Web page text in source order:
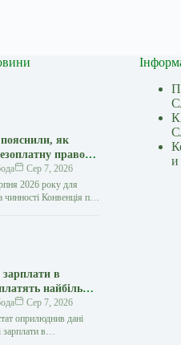
як
правову
кордоном:
—
Сер 7, 2026
2026 року для
чинності Конвенція про
Гаазької
зарплати в
найбільше
посідає Україна
Сер 7, 2026
оприлюднив дані
зарплати в
и